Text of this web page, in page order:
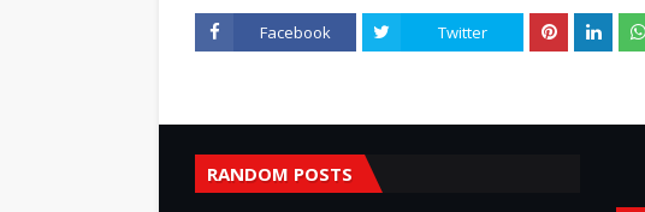
Facebook Twitter
RANDOM POSTS